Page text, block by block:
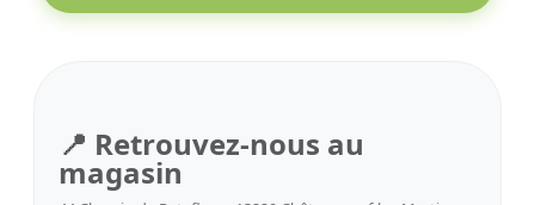
📍 Retrouvez-nous au
magasin